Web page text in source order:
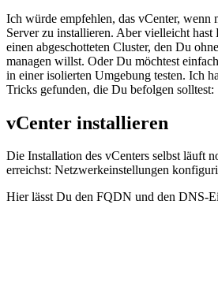
Ich würde empfehlen, das vCenter,
Server zu installieren. Aber vielleicht
einen abgeschotteten Cluster, den Du
managen willst. Oder Du möchtest
in einer isolierten Umgebung testen. Ich
Tricks gefunden, die Du befolgen solltest:
vCenter installieren
Die Installation des vCenters selbst läuft
erreichst: Netzwerkeinstellungen
Hier lässt Du den FQDN und den DNS-